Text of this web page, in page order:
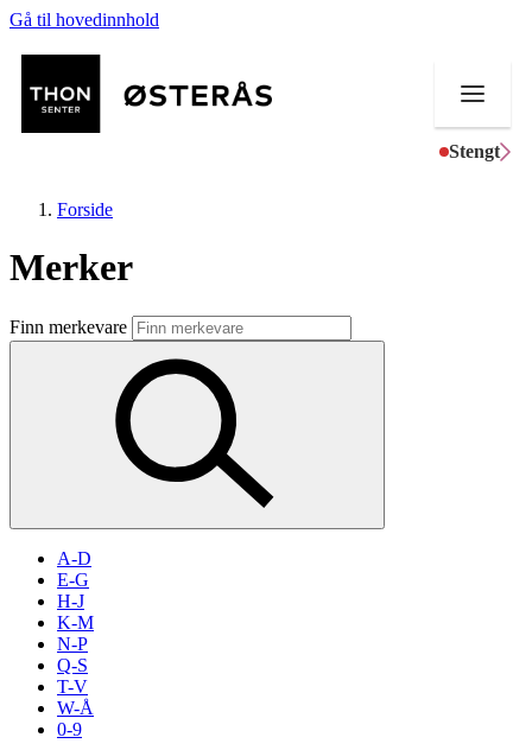
Gå til hovedinnhold
Stengt
Butikker
Aktiviteter
Inspirasjon
Søk
Forside
Merker
Finn merkevare
A-D
E-G
H-J
K-M
N-P
Q-S
T-V
W-Å
0-9